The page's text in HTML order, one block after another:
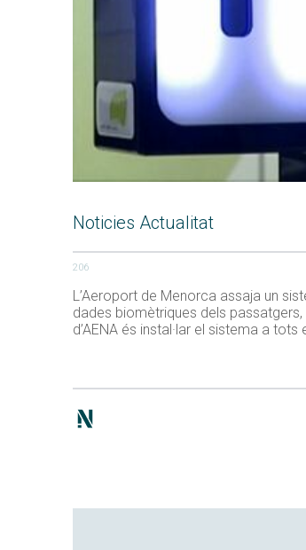
Noticies Actualitat
206
L’Aeroport de Menorca assaja un
dades biomètriques dels
d’AENA és instal·lar el sistema a